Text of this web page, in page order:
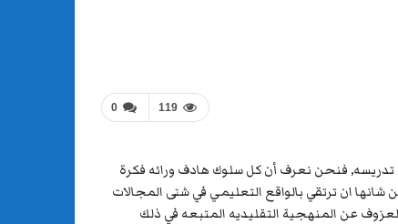
0 119
تدريسه, فنحن نعرف أن كل سلوك هادف ورائه فكرة
ان ترتقي بالواقع التعليمي في شتى المجالات
عن المنهجية التقليديه المتبعه في ذلك